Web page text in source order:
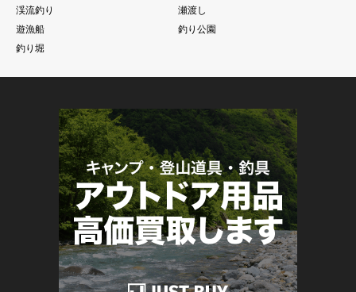
渓流釣り
瀬渡し
遊漁船
釣り公園
釣り堀